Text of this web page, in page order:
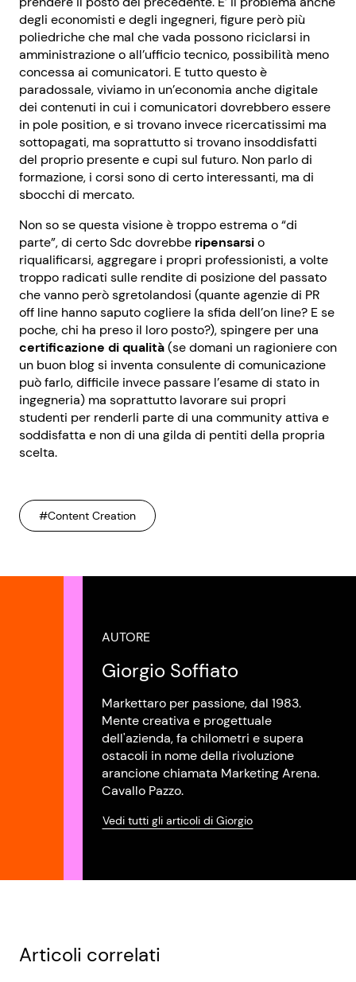
degli economisti e degli ingegneri, figure però più
poliedriche che mal che vada possono riciclarsi in
amministrazione o all’ufficio tecnico, possibilità meno
concessa ai comunicatori. E tutto questo è
paradossale, viviamo in un’economia anche digitale
dei contenuti in cui i comunicatori dovrebbero essere
in pole position, e si trovano invece ricercatissimi ma
sottopagati, ma soprattutto si trovano insoddisfatti
del proprio presente e cupi sul futuro. Non parlo di
formazione, i corsi sono di certo interessanti, ma di
sbocchi di mercato.
Non so se questa visione è troppo estrema o “di
parte”, di certo Sdc dovrebbe ripensarsio
riqualificarsi, aggregare i propri professionisti, a volte
troppo radicati sulle rendite di posizione del passato
che vanno però sgretolandosi (quante agenzie di PR
off line hanno saputo cogliere la sfida dell’on line? E se
poche, chi ha preso il loro posto?), spingere per una
certificazione di qualità(se domani un ragioniere con
un buon blog si inventa consulente di comunicazione
può farlo, difficile invece passare l’esame di stato in
ingegneria) ma soprattutto lavorare sui propri
studenti per renderli parte di una community attiva e
soddisfatta e non di una gilda di pentiti della propria
scelta.
#Content Creation
AUTORE
Giorgio Soffiato
Markettaro per passione, dal 1983.
Mente creativa e progettuale
dell'azienda, fa chilometri e supera
ostacoli in nome della rivoluzione
arancione chiamata Marketing Arena.
Cavallo Pazzo.
Vedi tutti gli articoli di Giorgio
Articoli correlati